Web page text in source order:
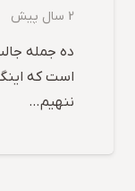
2 سال پیش
ده جمله
است که
ننهیم…